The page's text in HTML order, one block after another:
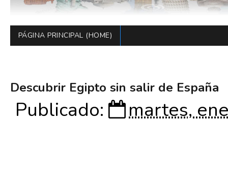
PÁGINA PRINCIPAL (HOME)
Descubrir Egipto sin salir de España
Publicado: martes,